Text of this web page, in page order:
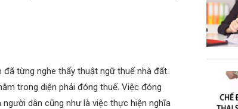
từng nghe thấy thuật ngữ thuế nhà đất.
trong diện phải đóng thuế. Việc đóng
dân cũng như là việc thực hiện nghĩa